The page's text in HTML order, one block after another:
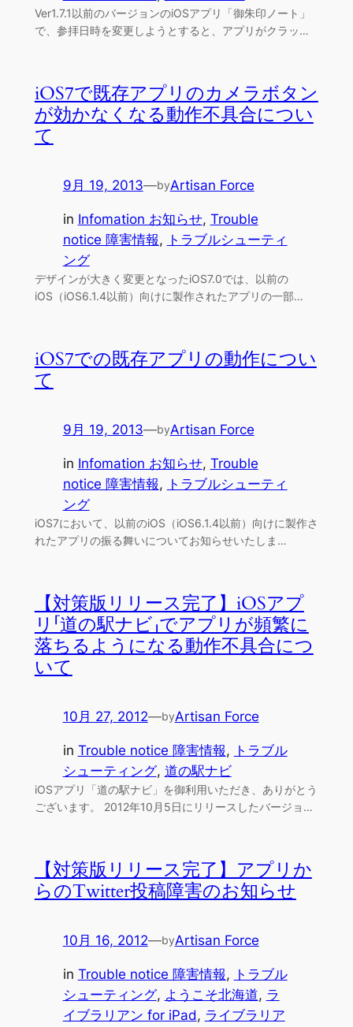
Ver1.7.1以前のバージョンのiOSアプリ「御朱印ノート」
で、参拝日時を変更しようとすると、アプリがクラッ…
iOS7で既存アプリのカメラボタン
が効かなくなる動作不具合につい
て
9月 19, 2013—byArtisan Force
in Infomation お知らせ, Trouble
notice 障害情報, トラブルシューティ
ング
デザインが大きく変更となったiOS7.0では、以前の
iOS（iOS6.1.4以前）向けに製作されたアプリの一部…
iOS7での既存アプリの動作につい
て
9月 19, 2013—byArtisan Force
in Infomation お知らせ, Trouble
notice 障害情報, トラブルシューティ
ング
iOS7において、以前のiOS（iOS6.1.4以前）向けに製作さ
れたアプリの振る舞いについてお知らせいたしま…
【対策版リリース完了】iOSアプ
リ「道の駅ナビ」でアプリが頻繁に
落ちるようになる動作不具合につ
いて
10月 27, 2012—byArtisan Force
in Trouble notice 障害情報, トラブル
シューティング, 道の駅ナビ
iOSアプリ「道の駅ナビ」を御利用いただき、ありがとう
ございます。 2012年10月5日にリリースしたバージョ…
【対策版リリース完了】アプリか
らのTwitter投稿障害のお知らせ
10月 16, 2012—byArtisan Force
in Trouble notice 障害情報, トラブル
シューティング, ようこそ北海道, ラ
イブラリアン for iPad, ライブラリア